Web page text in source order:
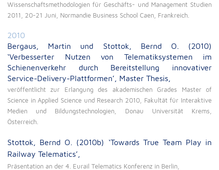
Wissenschaftsmethodologien für Geschäfts- und Management Studien
2011, 20-21 Juni, Normandie Business School Caen, Frankreich.
2010
Bergaus, Martin und Stottok, Bernd O. (2010)
‘Verbesserter Nutzen von Telematiksystemen im
Schienenverkehr durch Bereitstellung innovativer
Service-Delivery-Plattformen’, Master Thesis,
veröffentlicht zur Erlangung des akademischen Grades Master of
Science in Applied Science und Research 2010, Fakultät für Interaktive
Medien und Bildungstechnologien, Donau Universität Krems,
Österreich.
Stottok, Bernd O. (2010b) ‘Towards True Team Play in
Railway Telematics’,
Präsentation an der 4. Eurail Telematics Konferenz in Berlin,